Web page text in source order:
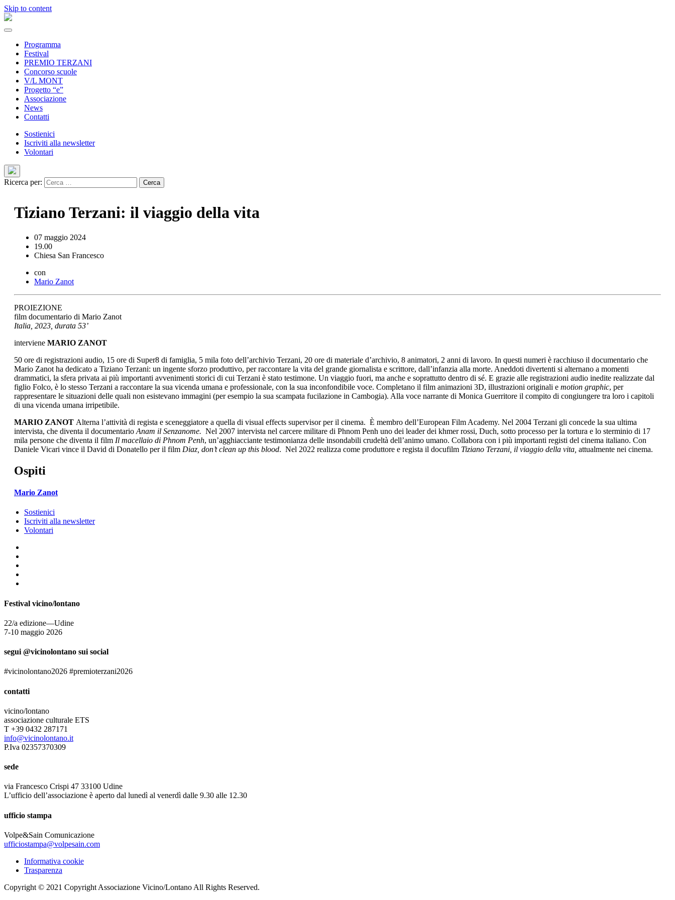
Skip to content
Programma
Festival
PREMIO TERZANI
Concorso scuole
V/L MONT
Progetto “e”
Associazione
News
Contatti
Sostienici
Iscriviti alla newsletter
Volontari
Ricerca per:
Tiziano Terzani: il viaggio della vita
07 maggio 2024
19.00
Chiesa San Francesco
con
Mario Zanot
PROIEZIONE
film documentario di Mario Zanot
Italia, 2023, durata 53’
interviene MARIO ZANOT
50 ore di registrazioni audio, 15 ore di Super8 di famiglia, 5 mila foto dell’archivio Terzani, 20 ore di materiale d’archivio, 8 animatori, 2 anni di lavoro. In questi numeri è racchiuso il documentario che
Mario Zanot ha dedicato a Tiziano Terzani: un ingente sforzo produttivo, per raccontare la vita del grande giornalista e scrittore, dall’infanzia alla morte. Aneddoti divertenti si alternano a momenti
drammatici, la sfera privata ai più importanti avvenimenti storici di cui Terzani è stato testimone. Un viaggio fuori, ma anche e soprattutto dentro di sé. E grazie alle registrazioni audio inedite realizzate dal
figlio Folco, è lo stesso Terzani a raccontare la sua vicenda umana e professionale, con la sua inconfondibile voce. Completano il film animazioni 3D, illustrazioni originali e motion graphic, per
rappresentare le situazioni delle quali non esistevano immagini (per esempio la sua scampata fucilazione in Cambogia). Alla voce narrante di Monica Guerritore il compito di congiungere tra loro i capitoli
di una vicenda umana irripetibile.
MARIO ZANOT Alterna l’attività di regista e sceneggiatore a quella di visual effects supervisor per il cinema. È membro dell’European Film Academy. Nel 2004 Terzani gli concede la sua ultima
intervista, che diventa il documentario Anam il Senzanome. Nel 2007 intervista nel carcere militare di Phnom Penh uno dei leader dei khmer rossi, Duch, sotto processo per la tortura e lo sterminio di 17
mila persone che diventa il film Il macellaio di Phnom Penh, un’agghiacciante testimonianza delle insondabili crudeltà dell’animo umano. Collabora con i più importanti registi del cinema italiano. Con
Daniele Vicari vince il David di Donatello per il film Diaz, don’t clean up this blood. Nel 2022 realizza come produttore e regista il docufilm Tiziano Terzani, il viaggio della vita, attualmente nei cinema.
Ospiti
Mario Zanot
Sostienici
Iscriviti alla newsletter
Volontari
Festival vicino/lontano
22/a edizione—Udine
7-10 maggio 2026
segui @vicinolontano sui social
#vicinolontano2026 #premioterzani2026
contatti
vicino/lontano
associazione culturale ETS
T +39 0432 287171
info@vicinolontano.it
P.Iva 02357370309
sede
via Francesco Crispi 47 33100 Udine
L’ufficio dell’associazione è aperto dal lunedì al venerdì dalle 9.30 alle 12.30
ufficio stampa
Volpe&Sain Comunicazione
ufficiostampa@volpesain.com
Informativa cookie
Trasparenza
Copyright © 2021 Copyright Associazione Vicino/Lontano All Rights Reserved.